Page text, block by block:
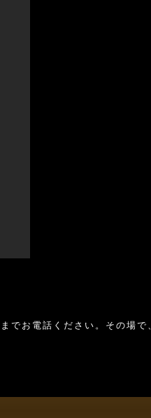
までお電話ください。その場